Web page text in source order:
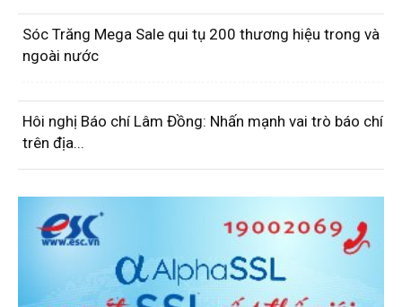
Sóc Trăng Mega Sale qui tụ 200 thương hiệu trong và
ngoài nước
Hôi nghị Báo chí Lâm Đồng: Nhấn mạnh vai trò báo chí
trên địa...